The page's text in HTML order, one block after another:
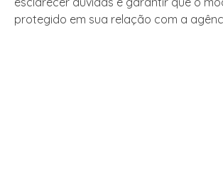
protegido em sua relação com a